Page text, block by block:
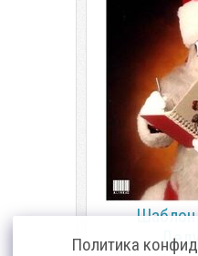
Политика